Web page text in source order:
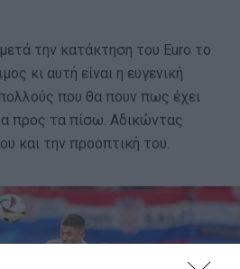
την κατάκτηση του Euro το
κι αυτή είναι η ευγενική
που θα πουν πως έχει
προς τα πίσω. Αδικώντας
και την προοπτική του.